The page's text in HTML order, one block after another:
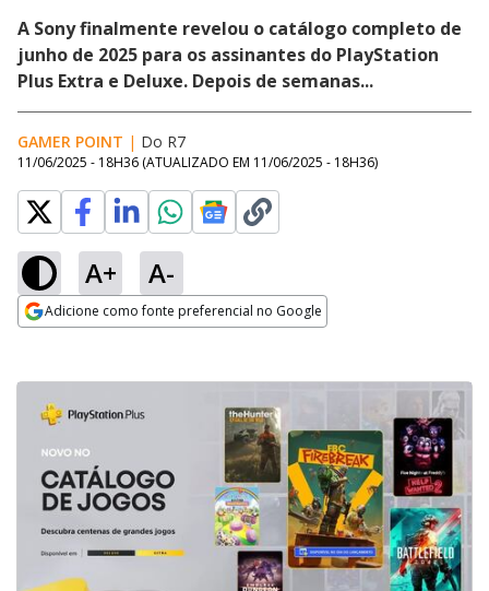
A Sony finalmente revelou o catálogo completo de
junho de 2025 para os assinantes do PlayStation
Plus Extra e Deluxe. Depois de semanas...
GAMER POINT | Do R7
11/06/2025 - 18H36 (ATUALIZADO EM 11/06/2025 - 18H36)
A+ A-
Adicione como fonte preferencial no Google